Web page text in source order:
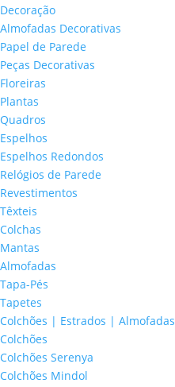
Decoração
Almofadas Decorativas
Papel de Parede
Peças Decorativas
Floreiras
Plantas
Quadros
Espelhos
Espelhos Redondos
Relógios de Parede
Revestimentos
Têxteis
Colchas
Mantas
Almofadas
Tapa-Pés
Tapetes
Colchões | Estrados | Almofadas
Colchões
Colchões Serenya
Colchões Mindol